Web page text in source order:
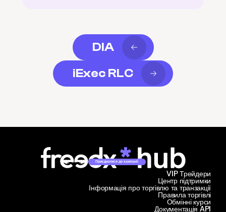
DIA
iExec RLC
Приєднатися до кампанії
Центр підтримки
Інформація про торгівлю та транзакції
VIP Трейдери
Правила торгівлі
Обмінні курси
Документація API